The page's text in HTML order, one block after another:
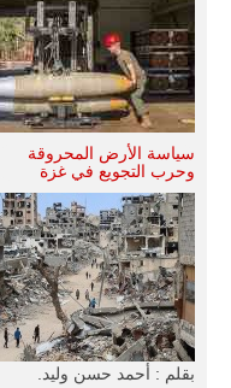
سياسة الأرض المحروقة
وحرب التجويع في غزة
بقلم : أحمد حسن وليد.